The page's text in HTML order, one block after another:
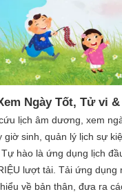
Ngày Tốt, Tử vi
lịch âm dương, xem
giờ sinh, quản lý lịch sự
hào là ứng dụng lịch
lượt tải. Tải ứng dụng
về bản thân, đưa ra